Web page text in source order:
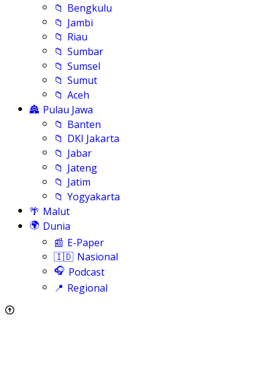
📁 Bengkulu
📁 Jambi
📁 Riau
📁 Sumbar
📁 Sumsel
📁 Sumut
📁 Aceh
🏯 Pulau Jawa
📁 Banten
📁 DKI Jakarta
📁 Jabar
📁 Jateng
📁 Jatim
📁 Yogyakarta
🌴 Malut
🌍 Dunia
📰 E-Paper
🇮🇩 Nasional
🎧 Podcast
📍 Regional